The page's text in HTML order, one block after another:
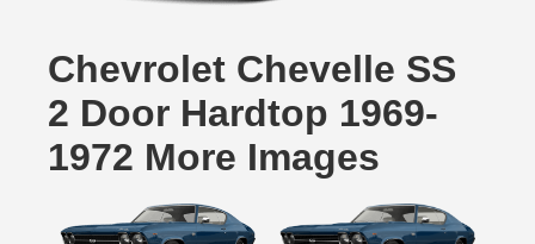
Chevrolet Chevelle SS
2 Door Hardtop 1969-
1972 More Images